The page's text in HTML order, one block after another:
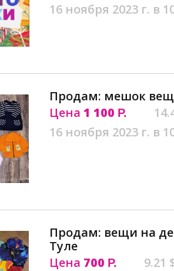
16 ноября 2023 г. в
Продам: мешок
Цена 1 100 Р.
16 ноября 2023 г. в
Продам: вещи на
Туле
Цена 700 Р.
9.21